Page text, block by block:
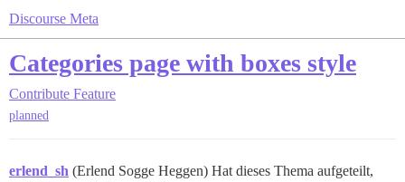
Discourse Meta
Categories page with boxes style
Contribute Feature
planned
erlend_sh (Erlend Sogge Heggen) Hat dieses Thema aufgeteilt,